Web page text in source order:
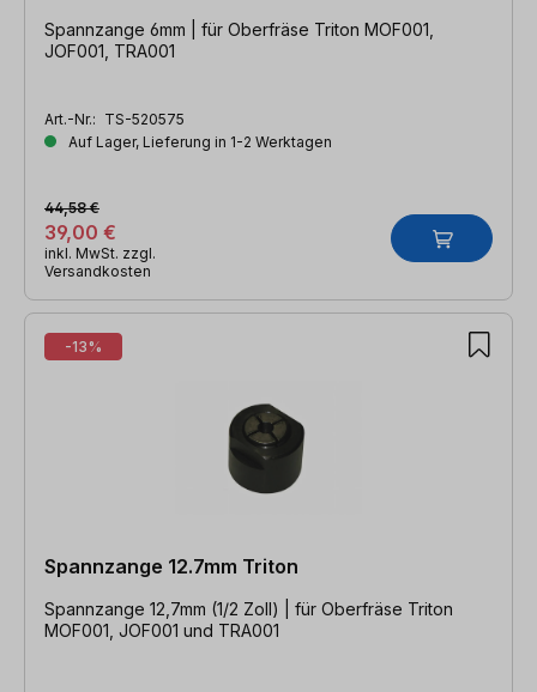
Spannzange 6mm | für Oberfräse Triton MOF001,
JOF001, TRA001
Art.-Nr.: TS-520575
Auf Lager, Lieferung in 1-2 Werktagen
39,00 €
44,58 €
inkl. MwSt. zzgl.
Versandkosten
-13%
Spannzange 12.7mm Triton
Spannzange 12,7mm (1/2 Zoll) | für Oberfräse Triton
MOF001, JOF001 und TRA001